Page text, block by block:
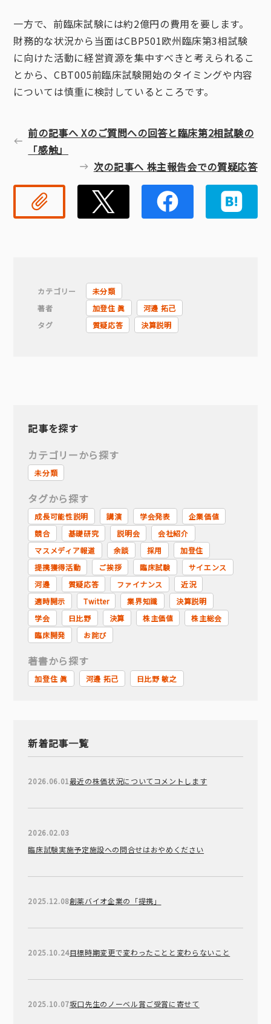
一方で、前臨床試験には約2億円の費用を要します。
財務的な状況から当面はCBP501欧州臨床第3相試験
に向けた活動に経営資源を集中すべきと考えられるこ
とから、CBT005前臨床試験開始のタイミングや内容
については慎重に検討しているところです。
前の記事へ Xのご質問への回答と臨床第2相試験の
「感触」
次の記事へ 株主報告会での質疑応答
リンクコピー Twitter
カテゴリー
未分類
著者
加登住 眞
河邊 拓己
タグ
質疑応答 決算説明
記事を探す
カテゴリーから探す
未分類
タグから探す
成長可能性説明 講演 学会発表
企業価値
競合
基礎研究 説明会
会社紹介
マスメディア報道
余談 採用
加登住
提携獲得活動
ご挨拶 臨床試験
サイエンス
河邊
質疑応答 ファイナンス
近況
適時開示
Twitter 業界知識
決算説明
学会
日比野 決算 株主価値
株主総会
臨床開発
お詫び
著書から探す
加登住 眞 河邊 拓己 日比野 敏之
新着記事一覧
2026.06.01最近の株価状況についてコメントします
2026.02.03
臨床試験実施予定施設への問合せはおやめください
2025.12.08創薬バイオ企業の「提携」
2025.10.24目標時期変更で変わったことと変わらないこと
2025.10.07坂口先生のノーベル賞ご受賞に寄せて